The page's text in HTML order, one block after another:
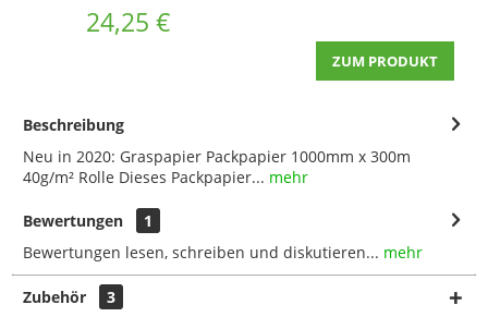
24,25 €
ZUM PRODUKT
Beschreibung
Neu in 2020: Graspapier Packpapier 1000mm x 300m
40g/m² Rolle Dieses Packpapier... mehr
Bewertungen
1
Bewertungen lesen, schreiben und diskutieren... mehr
Zubehör 3